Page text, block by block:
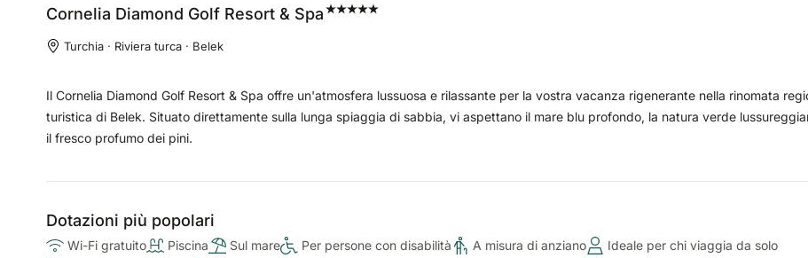
Cornelia Diamond Golf Resort & Spa
Turchia · Riviera turca · Belek
Il Cornelia Diamond Golf Resort & Spa offre un'atmosfera lussuosa e rilassante per la vostra vacanza rigenerante nella rinomata
turistica di Belek. Situato direttamente sulla lunga spiaggia di sabbia, vi aspettano il mare blu profondo, la natura verde
il fresco profumo dei pini.
Dotazioni più popolari
Wi-Fi gratuito Piscina Sul mare Per persone con disabilità A misura di anziano
Ideale per chi viaggia da solo